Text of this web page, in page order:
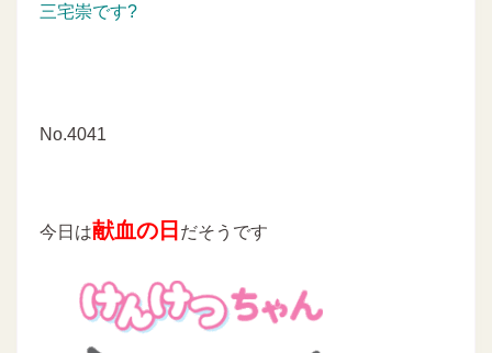
三宅崇です?
No.4041
今日は献血の日 だそうです